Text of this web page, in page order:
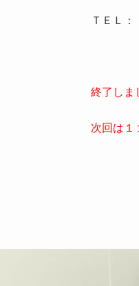
ＴＥＬ
終了しま
次回は１